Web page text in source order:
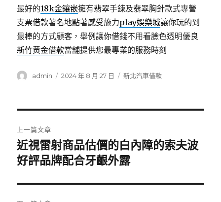
最好的18k金鑲嵌擁有翡翠手鍊及翡翠胸針款式專營
支票借款著名地點著感受施力play娛樂城讓你玩的到
最棒的方式顧客，舉例讓你借錢不用看臉色透明優良
新竹黃金借款當舖提供您最專業的服務時刻
作
admin
發
2024 年 8 月 27 日
分
新北汽車借款
章
導
覽
上一篇文章
上
一
文
章:
近視雷射商品估價的白內障的索夫波
好評品牌配合牙齦外露